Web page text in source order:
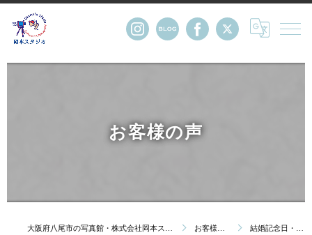
お客様の声
お客様の声 結婚記念日・金婚